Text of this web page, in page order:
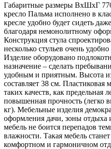
Габаритные размеры ВхШхГ
кресло Пальма исполнено в
кресле удобно будет сидеть
благодаря немонолитному
Конструкция стула
несколько стульев очень
Изделие оборудовано
назначение – сделать
удобным и приятным. Высота
составляет 38 см. Пластиковая
таких качеств, как предельная
повышенная прочность (легко
кг). Мебельные изделия
оформления дачи, зоны отдыха
мебель не боится перепадов
влажности. Такая мебель
комфортном и гармоничном